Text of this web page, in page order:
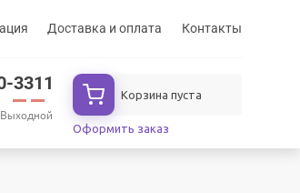
Доставка и оплата Контакты
3311
Выходной
Корзина пуста
Оформить заказ